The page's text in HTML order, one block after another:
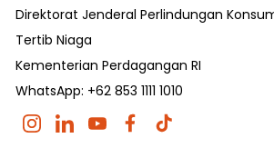
Direktorat Jenderal Perlindungan
Tertib Niaga
Kementerian Perdagangan RI
WhatsApp: +62 853 1111 1010